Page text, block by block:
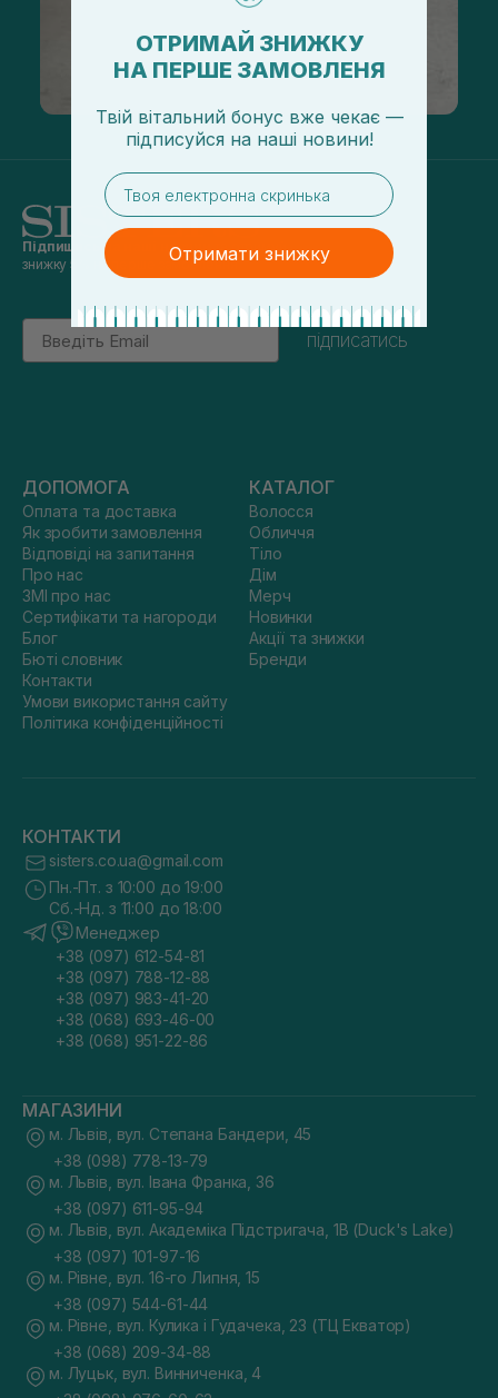
Підпишись на наші новинита отримуй
знижку 5% на перше замовлення
Email
підписатись
ДОПОМОГА
Оплата та доставка
Як зробити замовлення
Відповіді на запитання
Про нас
ЗМІ про нас
Сертифікати та нагороди
Блог
Бюті словник
Контакти
Умови використання сайту
Політика конфіденційності
КАТАЛОГ
Волосся
Обличчя
Тіло
Дім
Мерч
Новинки
Акції та знижки
Бренди
КОНТАКТИ
sisters.co.ua@gmail.com
Пн.-Пт. з 10:00 до 19:00
Сб.-Нд. з 11:00 до 18:00
Менеджер
+38 (097) 612-54-81
+38 (097) 788-12-88
+38 (097) 983-41-20
+38 (068) 693-46-00
+38 (068) 951-22-86
МАГАЗИНИ
м. Львів, вул. Степана Бандери, 45
+38 (098) 778-13-79
м. Львів, вул. Івана Франка, 36
+38 (097) 611-95-94
м. Львів, вул. Академіка Підстригача, 1В (Duck's Lake)
+38 (097) 101-97-16
м. Рівне, вул. 16-го Липня, 15
+38 (097) 544-61-44
м. Рівне, вул. Кулика і Гудачека, 23 (ТЦ Екватор)
+38 (068) 209-34-88
м. Луцьк, вул. Винниченка, 4
ОТРИМАЙ ЗНИЖКУ
НА ПЕРШЕ ЗАМОВЛЕНЯ
Твій вітальний бонус вже чекає —
підписуйся на наші новини!
email
Отримати знижку